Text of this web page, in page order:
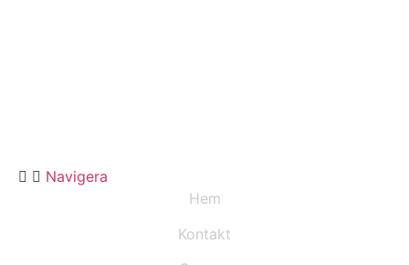
Navigera
Hem
Kontakt